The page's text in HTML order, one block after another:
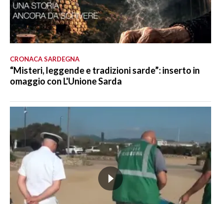
CRONACA SARDEGNA
“Misteri, leggende e tradizioni sarde”: inserto in
omaggio con L'Unione Sarda